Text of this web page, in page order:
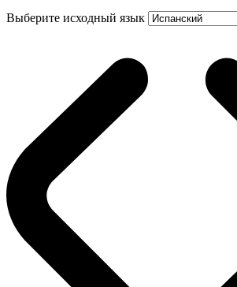
Выберите исходный язык